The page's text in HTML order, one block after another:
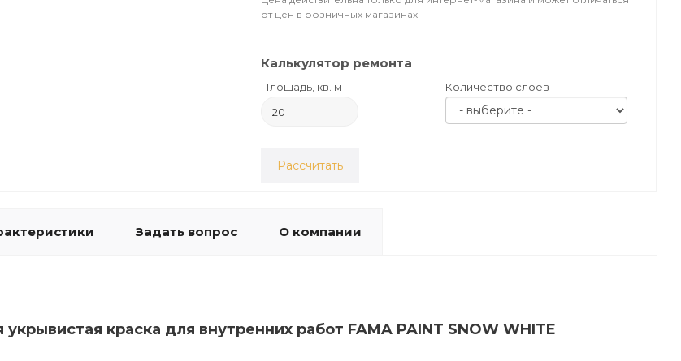
от цен в розничных магазинах
Калькулятор ремонта
Площадь, кв. м Количество слоев
Рассчитать
Задать вопрос О компании
краска для внутренних работ FAMA PAINT SNOW WHITE